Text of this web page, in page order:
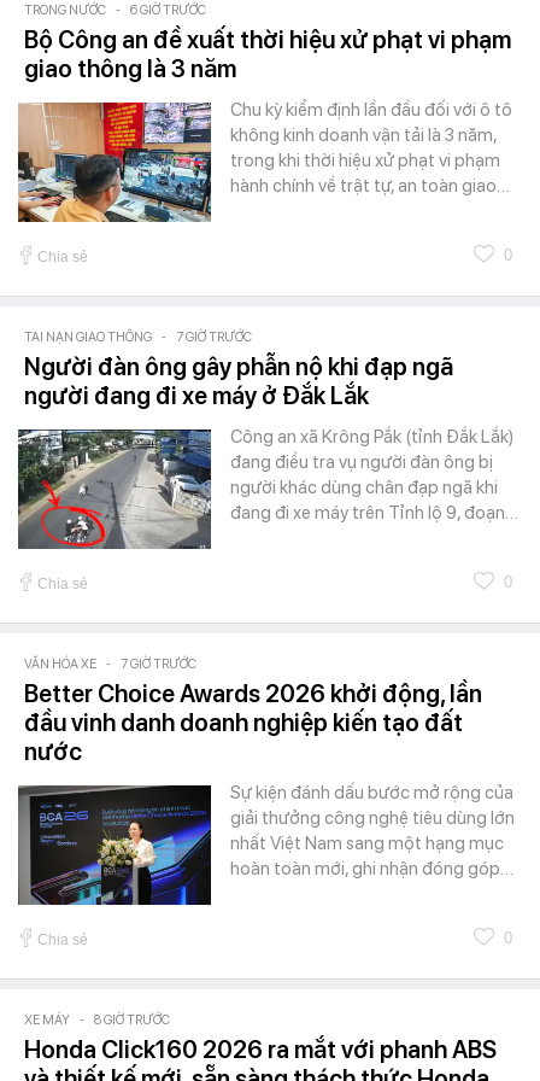
TRONG NƯỚC - 6 GIỜ TRƯỚC
Bộ Công an đề xuất thời hiệu xử phạt vi phạm
giao thông là 3 năm
Chu kỳ kiểm định lần đầu đối với ô tô
không kinh doanh vận tải là 3 năm,
trong khi thời hiệu xử phạt vi phạm
hành chính về trật tự, an toàn giao…
Chia sẻ 0
TAI NẠN GIAO THÔNG - 7 GIỜ TRƯỚC
Người đàn ông gây phẫn nộ khi đạp ngã
người đang đi xe máy ở Đắk Lắk
Công an xã Krông Pắk (tỉnh Đắk Lắk)
đang điều tra vụ người đàn ông bị
người khác dùng chân đạp ngã khi
đang đi xe máy trên Tỉnh lộ 9, đoạn…
Chia sẻ 0
VĂN HÓA XE - 7 GIỜ TRƯỚC
Better Choice Awards 2026 khởi động, lần
đầu vinh danh doanh nghiệp kiến tạo đất
nước
Sự kiện đánh dấu bước mở rộng của
giải thưởng công nghệ tiêu dùng lớn
nhất Việt Nam sang một hạng mục
hoàn toàn mới, ghi nhận đóng góp…
Chia sẻ 0
XE MÁY - 8 GIỜ TRƯỚC
Honda Click160 2026 ra mắt với phanh ABS